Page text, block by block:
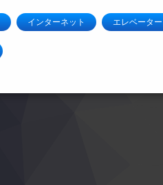
インターネット エレベーター